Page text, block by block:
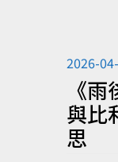
2026-
《
與比
思